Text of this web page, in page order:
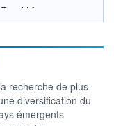
Mgrs
70
80
recherche de plus-
diversification du
émergents